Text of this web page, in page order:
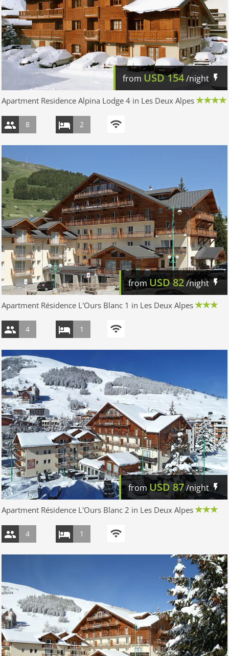
from USD154/night
Apartment Residence Alpina Lodge 4 in Les Deux Alpes
8 2
fromUSD82/night
Apartment Résidence L'Ours Blanc 1 in Les Deux Alpes
4 1
fromUSD 87/night
Apartment Résidence L'Ours Blanc 2 in Les Deux Alpes
4 1